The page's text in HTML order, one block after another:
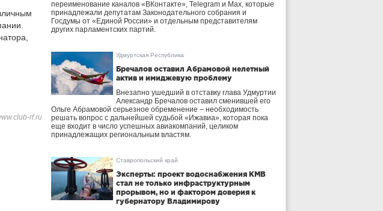
rf.ru
переименование каналов «ВКонтакте», Telegram и Max, которые
принадлежали депутатам Законодательного собрания и
Госдумы от «Единой России» и отдельным представителям
других парламентских партий.
Удмуртская Республика
Бречалов оставил Абрамовой нелетный
актив и имиджевую проблему
Внезапно ушедший в отставку глава Удмуртии
Александр Бречалов оставил сменившей его
Ольге Абрамовой серьезное обременение – необходимость
решать вопрос с дальнейшей судьбой «Ижавиа», которая пока
еще входит в число успешных авиакомпаний, целиком
принадлежащих региональным властям.
Ставропольский край
Эксперты: проект водоснабжения КМВ
стал не только инфраструктурным
прорывом, но и фактором доверия к
губернатору Владимирову